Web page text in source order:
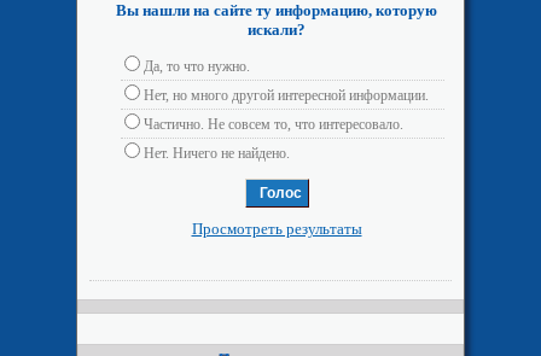
Вы нашли на сайте ту информацию, которую
искали?
Да, то что нужно.
Нет, но много другой интересной информации.
Частично. Не совсем то, что интересовало.
Нет. Ничего не найдено.
Просмотреть результаты